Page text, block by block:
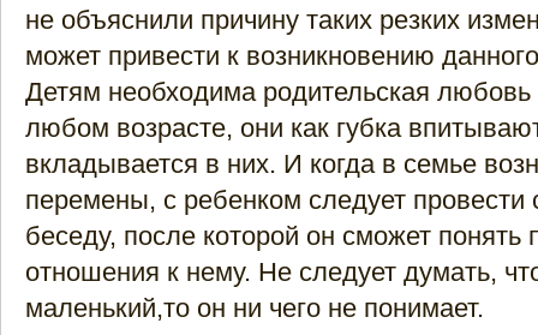
не объяснили причину таких резких
может привести к возникновению
Детям необходима родительская
любом возрасте, они как губка
вкладывается в них. И когда в семье
перемены, с ребенком следует провести
беседу, после которой он сможет понять
отношения к нему. Не следует думать,
маленький,то он ни чего не понимает.